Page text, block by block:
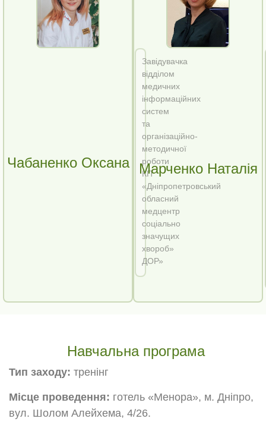
Чабаненко Оксана
Завідувачка
відділом
медичних
інформаційних
систем
та
організаційно-
методичної
роботи
КП
«Дніпропетровський
обласний
медцентр
соціально
значущих
хвороб»
ДОР»
Марченко Наталія
Навчальна програма
Тип заходу: тренінг
Місце проведення: готель «Менора», м. Дніпро,
вул. Шолом Алейхема, 4/26.